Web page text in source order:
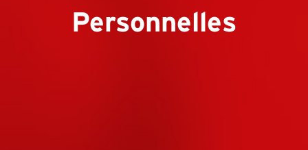
Personnelles